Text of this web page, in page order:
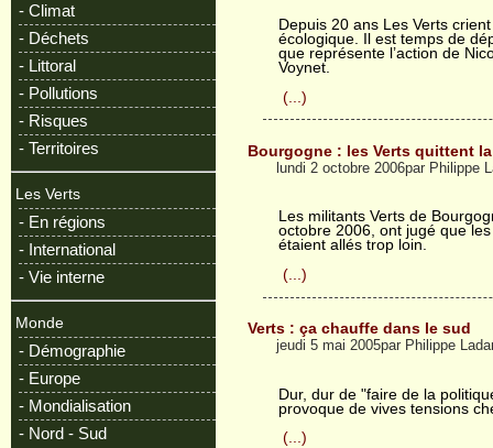
- Climat
- Déchets
- Littoral
- Pollutions
- Risques
- Territoires
Les Verts
- En régions
- International
- Vie interne
Monde
- Démographie
- Europe
- Mondialisation
- Nord - Sud
Depuis 20 ans Les Verts
écologique. Il est temps de
que représente l’action de
Voynet.
(...)
Bourgogne : les Verts quittent
lundi 2 octobre 2006par Philippe
Les militants Verts de
octobre 2006, ont jugé que
étaient allés trop loin.
(...)
Verts : ça chauffe dans le sud
jeudi 5 mai 2005par Philippe
Dur, dur de "faire de la
provoque de vives tensions
(...)